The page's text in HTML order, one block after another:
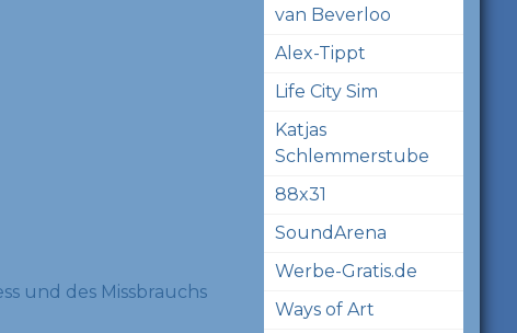
und des Missbrauchs
van Beverloo
Alex-Tippt
Life City Sim
Katjas
Schlemmerstube
88x31
SoundArena
Werbe-Gratis.de
Ways of Art